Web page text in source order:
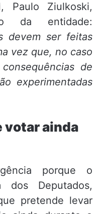
Paulo Ziulkoski,
da entidade:
devem ser feitas
vez que, no caso
de
experimentadas
votar ainda
porque o
dos Deputados,
pretende levar